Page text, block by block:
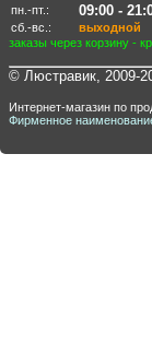
пн.-пт.: 09:00 -
сб.-вс.:
выходной
заказы через корзину -
© Люстравик, 2009-
Интернет-магазин по
Фирменное